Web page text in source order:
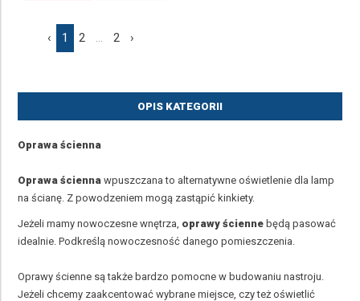
‹ 1 2 ... 2 ›
OPIS KATEGORII
Oprawa ścienna
Oprawa ścienna wpuszczana to alternatywne oświetlenie dla lamp
na ścianę. Z powodzeniem mogą zastąpić kinkiety.
Jeżeli mamy nowoczesne wnętrza, oprawy ścienne będą pasować
idealnie. Podkreślą nowoczesność danego pomieszczenia.
Oprawy ścienne są także bardzo pomocne w budowaniu nastroju.
Jeżeli chcemy zaakcentować wybrane miejsce, czy też oświetlić